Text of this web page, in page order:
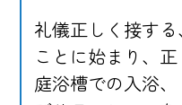
ご入居者とご
係構築をサポー
礼儀正しく接す
ことに始まり、
庭浴槽での入浴